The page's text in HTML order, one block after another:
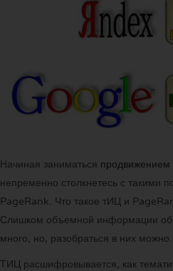
Начиная заниматься продвижением
непременно столкнетесь с такими
PageRank. Что такое тИЦ и
Слишком объемной информации об
много, но, разобраться в них можно.
ТИЦ расшифровывается, как